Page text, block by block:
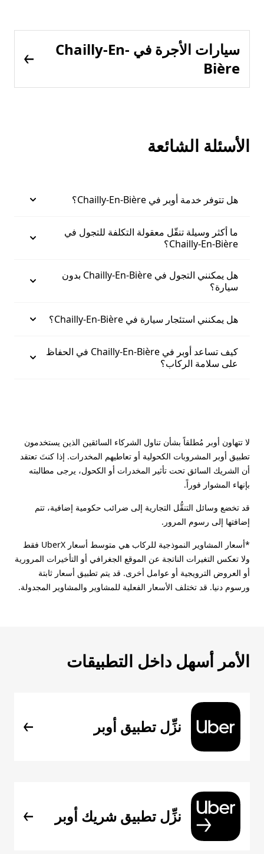
سيارات الأجرة في Chailly-En-
Bière
الأسئلة الشائعة
هل تتوفر خدمة أوبر في Chailly-En-Bière؟
ما أكثر وسيلة تنقّل معقولة التكلفة للتجول في
Chailly-En-Bière؟
هل يمكنني التجول في Chailly-En-Bière بدون
سيارة؟
هل يمكنني استئجار سيارة في Chailly-En-Bière؟
كيف تساعد أوبر في Chailly-En-Bière في الحفاظ
على سلامة الركاب؟
لا تتهاون أوبر مُطلقاً بشأن تناول الشركاء السائقين الذين يستخدمون
تطبيق أوبر المشروبات الكحولية أو تعاطيهم المخدرات. إذا كنتَ تعتقد
أن الشريك السائق تحت تأثير المخدرات أو الكحول، يرجى مطالبته
بإنهاء المشوار فوراً.
قد تخضع وسائل التنقُّل التجارية إلى ضرائب حكومية إضافية، تتم
إضافتها إلى رسوم المرور.
*أسعار المشاوير النموذجية للركاب هي متوسط أسعار UberX فقط
ولا تعكس التغيرات الناتجة عن الموقع الجغرافي أو التأخيرات المرورية
أو العروض الترويجية أو عوامل أخرى. قد يتم تطبيق أسعار ثابتة
ورسوم دنيا. قد تختلف الأسعار الفعلية للمشاوير والمشاوير المجدولة.
الأمر أسهل داخل التطبيقات
نزِّل تطبيق أوبر
نزِّل تطبيق شريك أوبر